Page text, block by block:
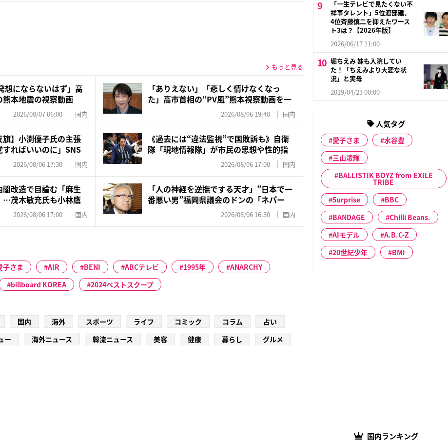
もっと見る
想にならないはず」高
本地震の視察動画
2026/08/07 06:00 国内
「ありえない」「悲しく情けなくなっ
た」高市首相の“PV風”熊本視察動画を一
2026/08/06 19:40 国内
旗】小渕優子氏の主張
ればいいのに」SNS
2026/08/06 17:30 国内
《過去には“違法監視”で国敗訴も》自衛
隊「現地情報隊」が市民の思想や性的指
2026/08/06 17:00 国内
改造で目論む「麻生
…茂木敏充氏も小林鷹
2026/08/06 17:00 国内
「人の神経を逆撫でする天才」”日本で一
番悪い男”福岡県議会のドンの「ネパー
2026/08/06 16:30 国内
子さま AIR BENI ABCテレビ 1995年
ANARCHY
billboard KOREA 2024ベストスクープ
国内 海外 スポーツ ライフ コミック コラム
占い
ー 海外ニュース 韓流ニュース 美容 健康 暮らし グルメ
「一生テレビで見たくない不
祥事タレント」5位渡部建、
4位斉藤慎二を抑えたワース
ト3は？【2026年版】
2026/06/17 11:00
堀ちえみ 妹も入院してい
た！「ちえみより大変な状
況」と実母
2019/04/23 00:00
人気タグ
愛子さま
水谷豊
三山凌輝
BALLISTIK BOYZ from EXILE
TRIBE
5urprise
BBC
BANDAGE
Chilli Beans.
AIモデル
A.B.C-Z
20世紀少年
BMI
国内ランキング